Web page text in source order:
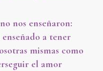
nos enseñaron:
a tener
mismas como
el amor